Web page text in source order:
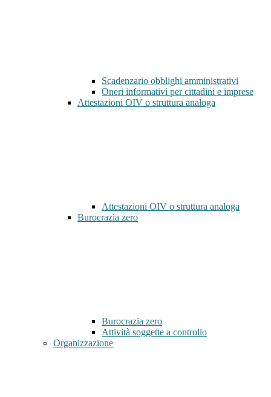
Scadenzario obblighi amministrativi
Oneri informativi per cittadini e imprese
Attestazioni OIV o struttura analoga
Attestazioni OIV o struttura analoga
Burocrazia zero
Burocrazia zero
Attività soggette a controllo
Organizzazione